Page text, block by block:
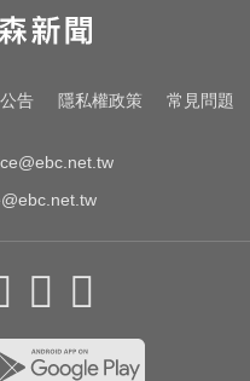
8/20停牌 千
中宮廟總幹
公告 隱私權政策 常見問題